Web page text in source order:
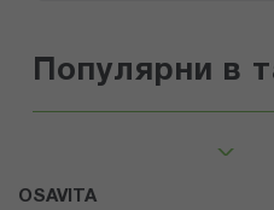
Популярни в
OSAVITA